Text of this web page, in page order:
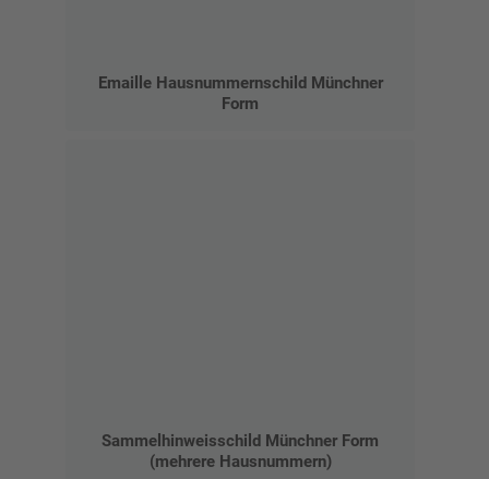
Emaille Hausnummernschild Münchner
Form
Sammelhinweisschild Münchner Form
(mehrere Hausnummern)